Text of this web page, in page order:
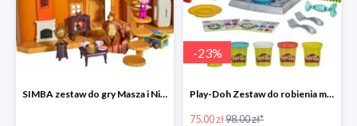
SIMBA zestaw do gry Masza i Niedźwiedź - Duży dom Maszy -15%
-23%
Play-Doh Zestaw do robienia makaronów -23%
75.00 zł98.00 zł*